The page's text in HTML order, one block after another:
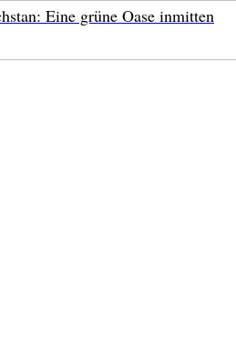
Eine grüne Oase inmitten